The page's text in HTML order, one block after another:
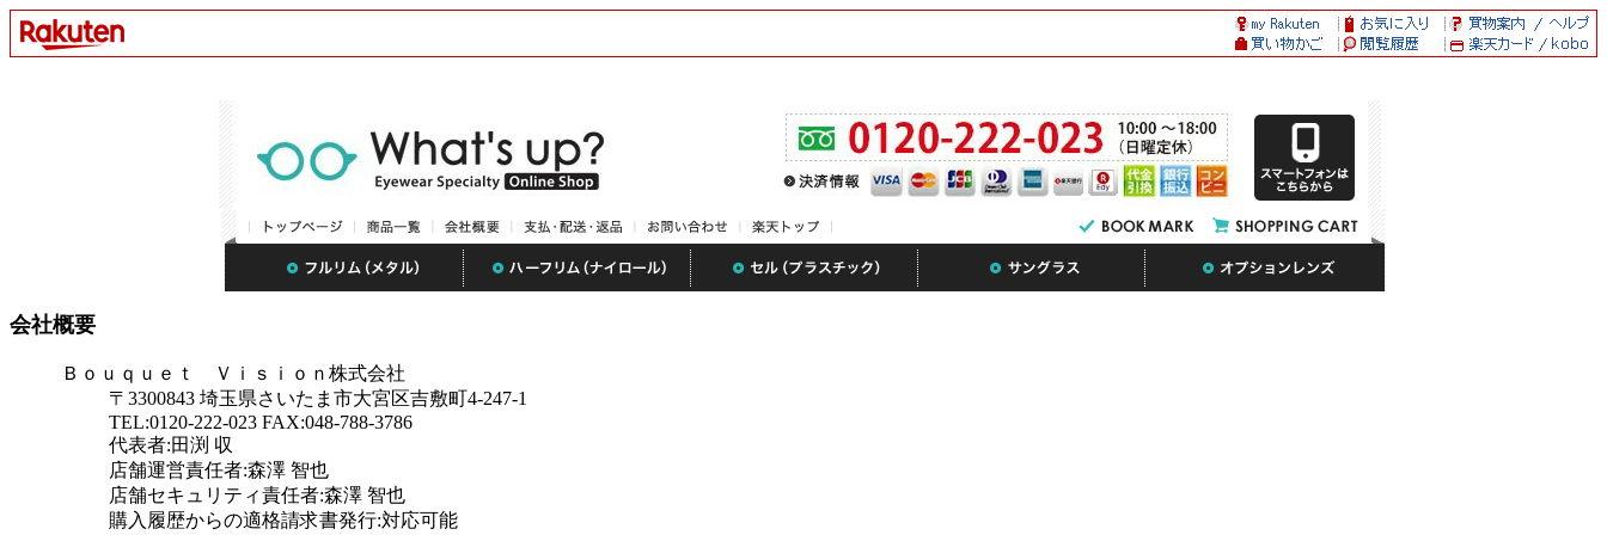
会社概要
Ｂｏｕｑｕｅｔ Ｖｉｓｉｏｎ株式会社
〒3300843 埼玉県さいたま市大宮区吉敷町4-247-1
TEL:0120-222-023 FAX:048-788-3786
代表者:田渕 収
店舗運営責任者:森澤 智也
店舗セキュリティ責任者:森澤 智也
購入履歴からの適格請求書発行:対応可能